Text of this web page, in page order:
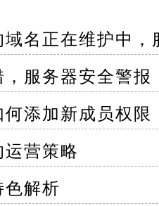
企业IT架构的核心，
服务器无法正常启动，
效率和客户满意度
保护法规日益严格的
对数据的保护义务愈发
误可能导致企业无法
域名正在维护中
服务器安全警报
添加新成员权限
营策略
色解析